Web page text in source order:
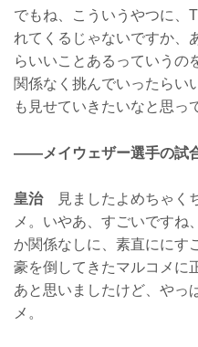
でもね、こういうやつに、
れてくるじゃないですか、
らいいことあるっていうの
関係なく挑んでいったらい
も見せていきたいなと思っ
——メイウェザー選手の試
皇治見ましたよめちゃく
メ。いやあ、すごいですね
か関係なしに、素直ににす
豪を倒してきたマルコメに
あと思いましたけど、やっ
メ。